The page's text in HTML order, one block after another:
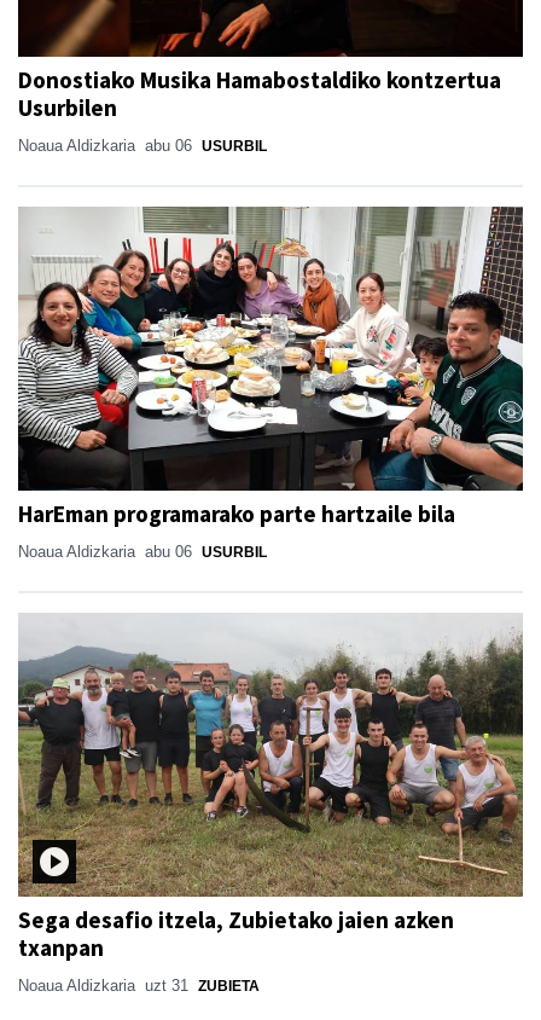
Donostiako Musika Hamabostaldiko kontzertua
Usurbilen
Noaua Aldizkaria abu 06 USURBIL
HarEman programarako parte hartzaile bila
Noaua Aldizkaria abu 06 USURBIL
Sega desafio itzela, Zubietako jaien azken
txanpan
Noaua Aldizkaria uzt 31 ZUBIETA